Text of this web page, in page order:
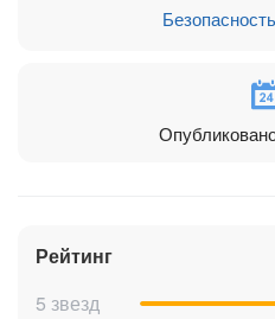
Рейтинг
5 звезд